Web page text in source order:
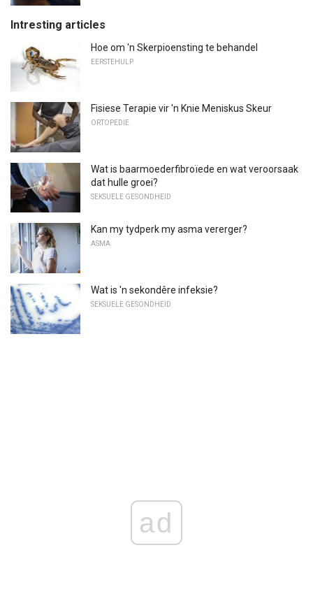
Intresting articles
Hoe om 'n Skerpioensting te behandel
EERSTEHULP
Fisiese Terapie vir 'n Knie Meniskus Skeur
ORTOPEDIE
Wat is baarmoederfibroïede en wat veroorsaak
dat hulle groei?
SEKSUELE GESONDHEID
Kan my tydperk my asma vererger?
ASMA
Wat is 'n sekondêre infeksie?
SEKSUELE GESONDHEID
ad